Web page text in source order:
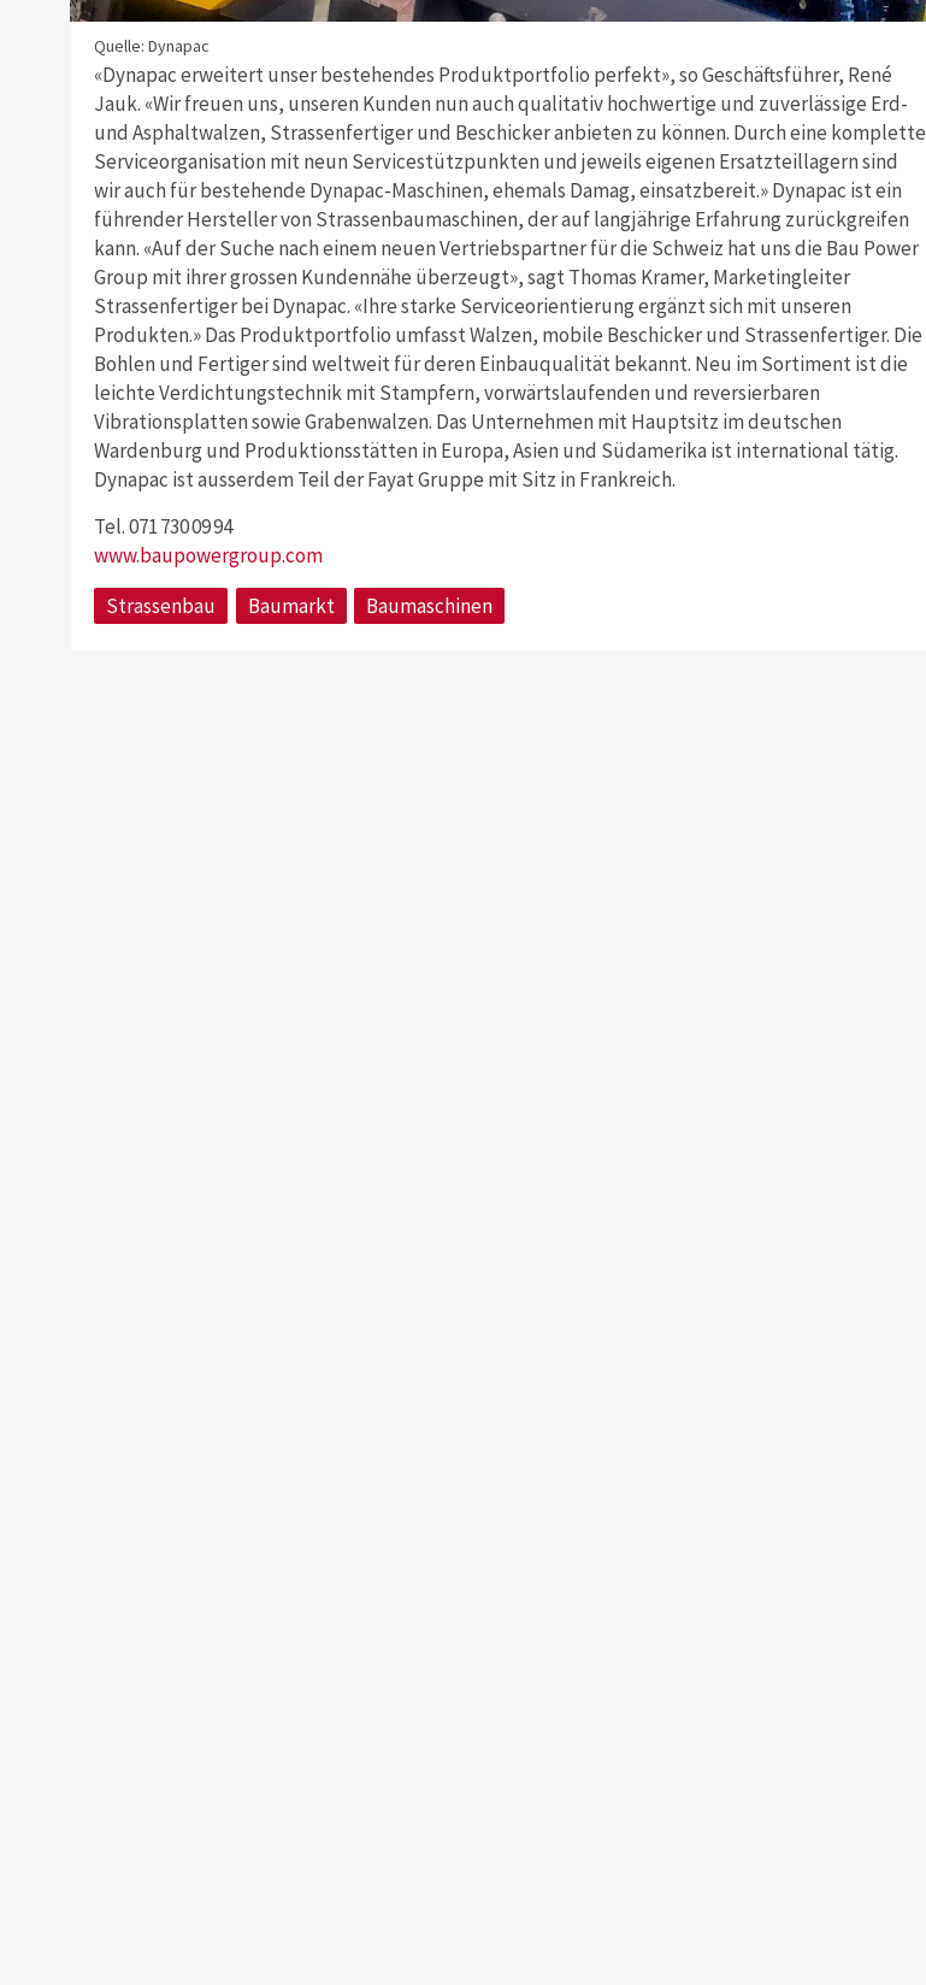
Quelle: Dynapac
«Dynapac erweitert unser bestehendes Produktportfolio perfekt», so Geschäftsführer, René
Jauk. «Wir freuen uns, unseren Kunden nun auch qualitativ hochwertige und zuverlässige Erd-
und Asphalt­walzen, Strassenfertiger und Beschicker anbieten zu können. Durch eine komplette
Service­organisation mit neun Servicestützpunkten und jeweils eigenen Ersatzteillagern sind
wir auch für bestehende Dynapac-Maschinen, ehemals Damag, einsatzbereit.» Dynapac ist ein
führender Hersteller von Stras­senbaumaschinen, der auf langjährige Erfahrung zurückgreifen
kann. «Auf der Suche nach einem neuen Vertriebspartner für die Schweiz hat uns die Bau Power
Group mit ihrer grossen Kundennähe überzeugt», sagt Thomas Kramer, Marketingleiter
Strassenfertiger bei Dynapac. «Ihre starke Serviceorientierung ergänzt sich mit unseren
Produkten.» Das Produktportfolio umfasst Walzen, mobile Beschicker und Strassenfertiger. Die
Bohlen und Fertiger sind weltweit für deren Einbauqualität bekannt. Neu im Sortiment ist die
leichte Verdichtungstechnik mit Stampfern, vorwärtslaufenden und reversierbaren
Vibrationsplatten sowie Grabenwalzen. Das Unternehmen mit Hauptsitz im deutschen
Wardenburg und Produktionsstätten in Europa, Asien und Süd­amerika ist international tätig.
Dynapac ist aus­serdem Teil der Fayat Gruppe mit Sitz in Frankreich.
Tel. 071 730 09 94
www.baupowergroup.com
Strassenbau
Baumarkt Baumaschinen